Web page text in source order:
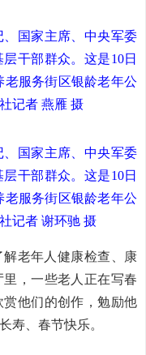
、国家主席、中央军委
干部群众。这是10日
老服务街区银龄老年公
记者 燕雁 摄
、国家主席、中央军委
干部群众。这是10日
老服务街区银龄老年公
记者 谢环驰 摄
老年人健康检查、康
，一些老人正在写春
他们的创作，勉励他
寿、春节快乐。